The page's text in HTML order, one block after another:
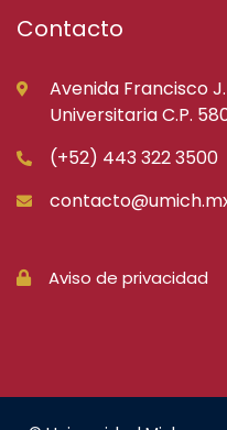
Contacto
Avenida Francisco
Universitaria C.P.
(+52) 443 322 3500
Aviso de privacidad